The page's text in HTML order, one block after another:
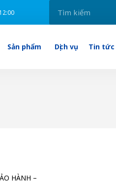
Sản phẩm Dịch vụ Tin tức
HÀNH –